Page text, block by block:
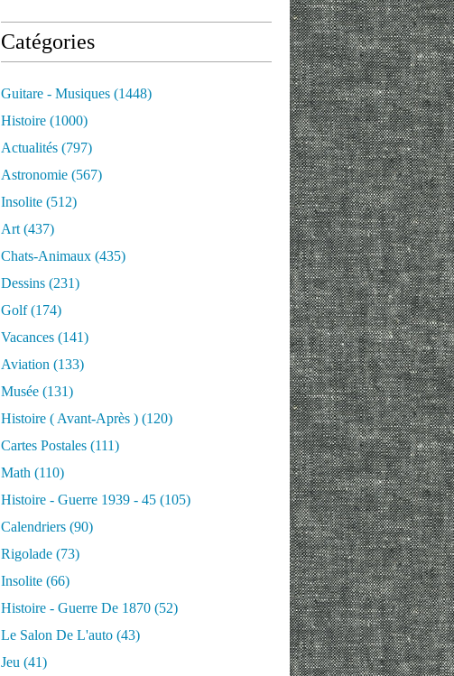
Catégories
Guitare - Musiques (1448)
Histoire (1000)
Actualités (797)
Astronomie (567)
Insolite (512)
Art (437)
Chats-Animaux (435)
Dessins (231)
Golf(174)
Vacances (141)
Aviation (133)
Musée (131)
Histoire ( Avant-Après ) (120)
Cartes Postales (111)
Math (110)
Histoire - Guerre 1939 - 45 (105)
Calendriers (90)
Rigolade (73)
Insolite (66)
Histoire - Guerre De 1870 (52)
Le Salon De L'auto (43)
Jeu (41)